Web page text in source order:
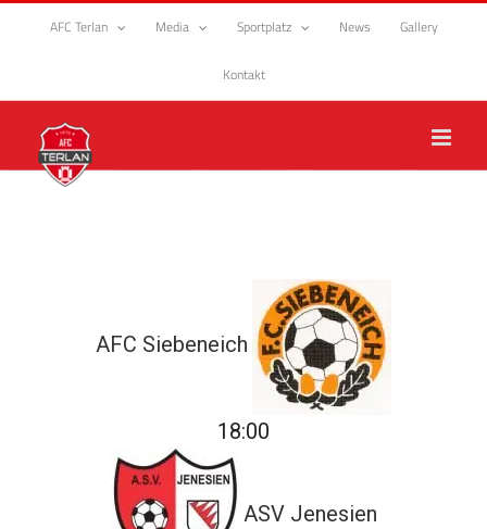
Zum
AFC Terlan Media Sportplatz News Gallery
Kontakt
AFC Siebeneich
18:00
ASV Jenesien